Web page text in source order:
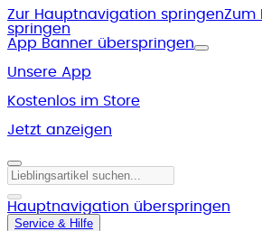
Zur Hauptnavigation springenZum
springen
App Banner überspringen
Unsere App
Kostenlos im Store
Jetzt anzeigen
Hauptnavigation überspringen
Service & Hilfe